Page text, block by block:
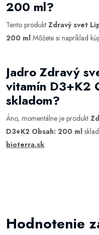
200 ml?
Tento produkt Zdravý svet
200 ml Môžete si napríklad
Jadro Zdravý
vitamín D3+K2
skladom?
Áno, momentálne je produkt
D3+K2 Obsah: 200 ml
bioterra.sk.
Hodnotenie